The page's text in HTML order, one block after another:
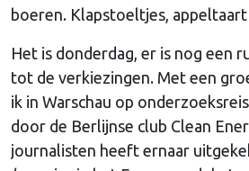
boeren. Klapstoeltjes,
Het is donderdag, er is nog een
tot de verkiezingen. Met een
ik in Warschau op
door de Berlijnse club Clean
journalisten heeft ernaar